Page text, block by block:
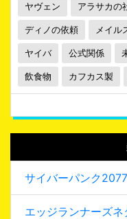
ヤヴェン アラサカの
ディノの依頼 メイル
ヤイバ 公式関係
飲食物 カフカス製
サイバーパンク
エッジランナーズ